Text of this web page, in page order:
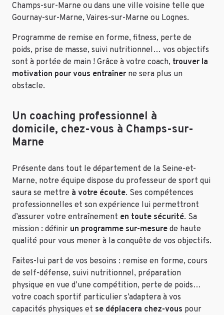
Champs-sur-Marne ou dans une ville voisine telle que
Gournay-sur-Marne, Vaires-sur-Marne ou Lognes.
Programme de remise en forme, fitness, perte de
poids, prise de masse, suivi nutritionnel… vos objectifs
sont à portée de main ! Grâce à votre coach, trouver la
motivation pour vous entraîner ne sera plus un
obstacle.
Un coaching professionnel à
domicile, chez-vous à Champs-sur-
Marne
Présente dans tout le département de la Seine-et-
Marne, notre équipe dispose du professeur de sport qui
saura se mettre à votre écoute. Ses compétences
professionnelles et son expérience lui permettront
d’assurer votre entraînement en toute sécurité. Sa
mission : définir un programme sur-mesure de haute
qualité pour vous mener à la conquête de vos objectifs.
Faites-lui part de vos besoins : remise en forme, cours
de self-défense, suivi nutritionnel, préparation
physique en vue d’une compétition, perte de poids…
votre coach sportif particulier s’adaptera à vos
capacités physiques et se déplacera chez-vous pour